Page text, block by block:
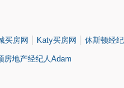
买房网 | Katy买房网 | 休斯顿经纪
房地产经纪人Adam